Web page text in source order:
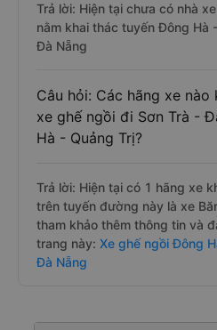
Trả lời: Hiện tại chưa có nhà
nằm khai thác tuyến Đông Hà
Đà Nẵng
Câu hỏi: Các hãng xe nào
xe ghế ngồi đi Sơn Trà -
Hà - Quảng Trị?
Trả lời: Hiện tại có 1 hãng xe
trên tuyến đường này là xe
tham khảo thêm thông tin và
trang này: Xe ghế ngồi Đông
Đà Nẵng